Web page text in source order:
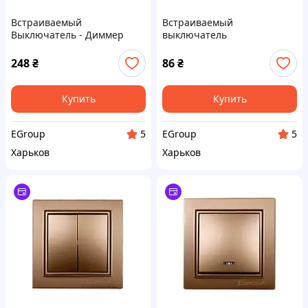
Встраиваемый
Выключатель - Диммер
600Вт, 220В термопластик,
золото IP20 - Лучшая цена!
248₴
Купить
EGroup
5
Харьков
Встраиваемый
выключатель
термопластик, золото IP20 -
Лучшая цена!
86₴
Купить
EGroup
5
Харьков